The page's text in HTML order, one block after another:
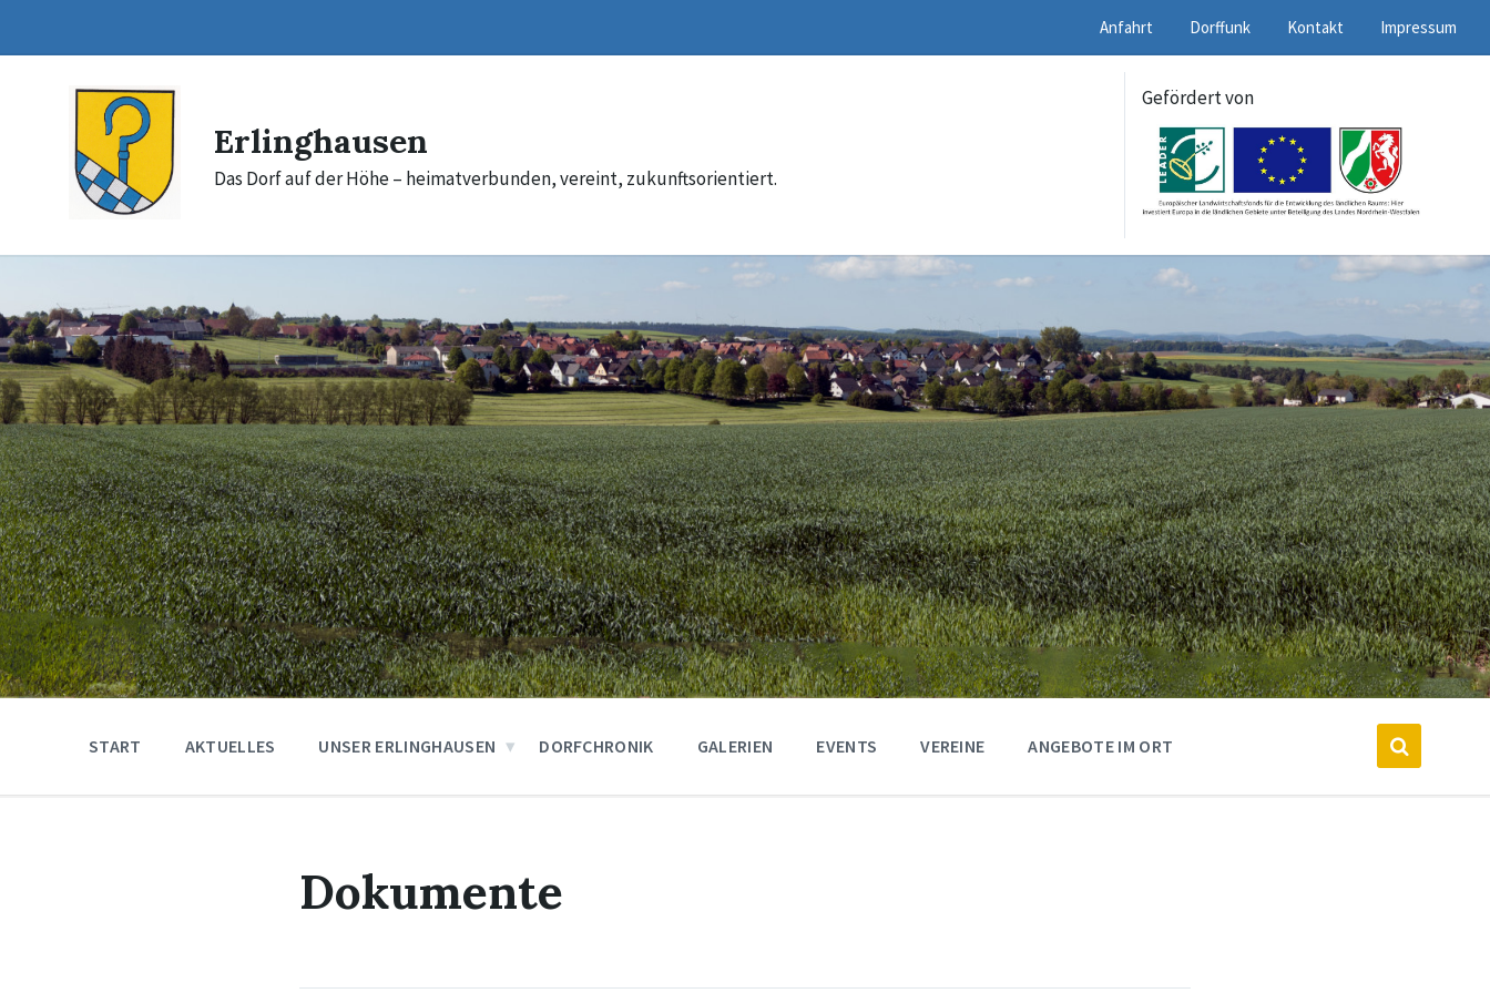
content
main
footer
Anfahrt Dorffunk Kontakt Impressum
Erlinghausen
Das Dorf auf der Höhe – heimatverbunden, vereint, zukunftsorientiert.
Gefördert von
START AKTUELLES UNSER ERLINGHAUSEN DORFCHRONIK GALERIEN EVENTS VEREINE ANGEBOTE IM ORT
Dokumente